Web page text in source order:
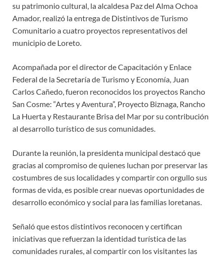
su patrimonio cultural, la alcaldesa Paz del Alma Ochoa
Amador, realizó la entrega de Distintivos de Turismo
Comunitario a cuatro proyectos representativos del
municipio de Loreto.
Acompañada por el director de Capacitación y Enlace
Federal de la Secretaría de Turismo y Economía, Juan
Carlos Cañedo, fueron reconocidos los proyectos Rancho
San Cosme: “Artes y Aventura”, Proyecto Biznaga, Rancho
La Huerta y Restaurante Brisa del Mar por su contribución
al desarrollo turístico de sus comunidades.
Durante la reunión, la presidenta municipal destacó que
gracias al compromiso de quienes luchan por preservar las
costumbres de sus localidades y compartir con orgullo sus
formas de vida, es posible crear nuevas oportunidades de
desarrollo económico y social para las familias loretanas.
Señaló que estos distintivos reconocen y certifican
iniciativas que refuerzan la identidad turística de las
comunidades rurales, al compartir con los visitantes las